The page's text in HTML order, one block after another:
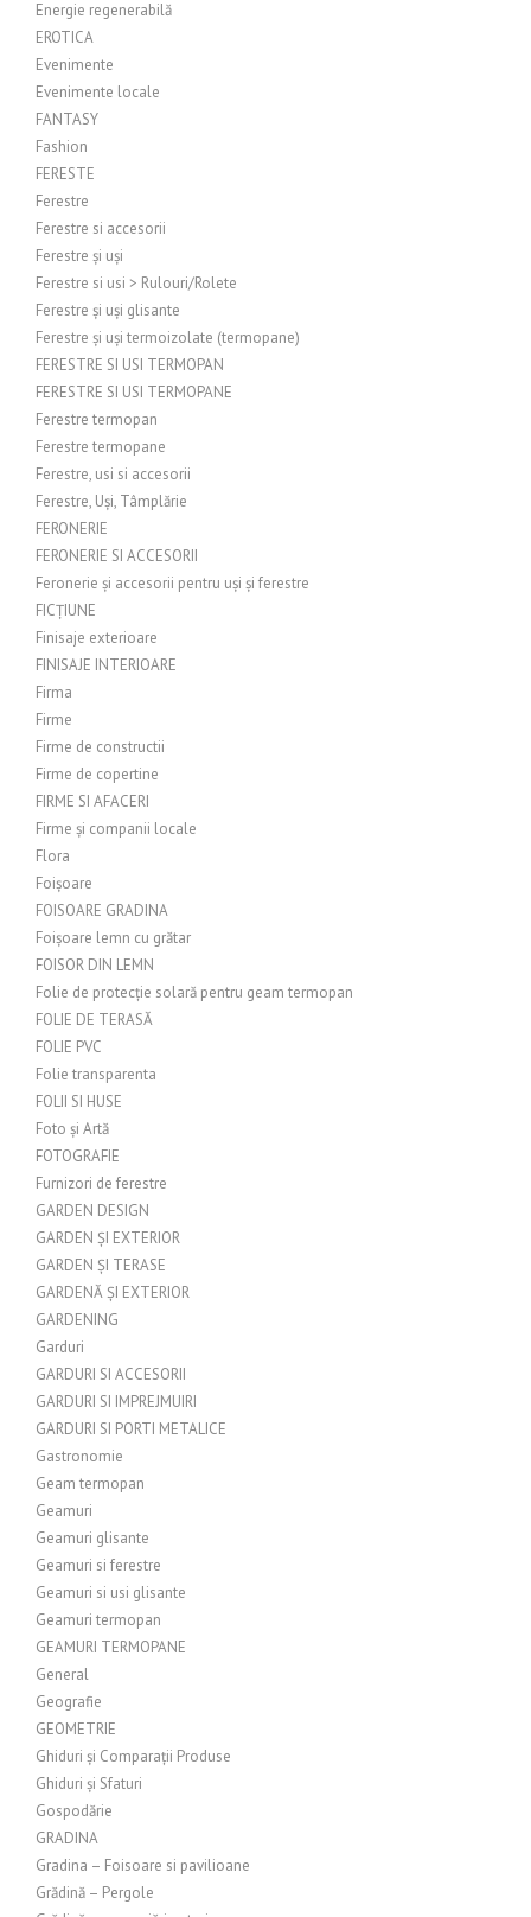
Energie regenerabilă
EROTICA
Evenimente
Evenimente locale
FANTASY
Fashion
FERESTE
Ferestre
Ferestre si accesorii
Ferestre și uși
Ferestre si usi > Rulouri/Rolete
Ferestre și uși glisante
Ferestre și uși termoizolate (termopane)
FERESTRE SI USI TERMOPAN
FERESTRE SI USI TERMOPANE
Ferestre termopan
Ferestre termopane
Ferestre, usi si accesorii
Ferestre, Uși, Tâmplărie
FERONERIE
FERONERIE SI ACCESORII
Feronerie și accesorii pentru uși și ferestre
FICȚIUNE
Finisaje exterioare
FINISAJE INTERIOARE
Firma
Firme
Firme de constructii
Firme de copertine
FIRME SI AFACERI
Firme și companii locale
Flora
Foișoare
FOISOARE GRADINA
Foișoare lemn cu grătar
FOISOR DIN LEMN
Folie de protecție solară pentru geam termopan
FOLIE DE TERASĂ
FOLIE PVC
Folie transparenta
FOLII SI HUSE
Foto și Artă
FOTOGRAFIE
Furnizori de ferestre
GARDEN DESIGN
GARDEN ȘI EXTERIOR
GARDEN ȘI TERASE
GARDENĂ ȘI EXTERIOR
GARDENING
Garduri
GARDURI SI ACCESORII
GARDURI SI IMPREJMUIRI
GARDURI SI PORTI METALICE
Gastronomie
Geam termopan
Geamuri
Geamuri glisante
Geamuri si ferestre
Geamuri si usi glisante
Geamuri termopan
GEAMURI TERMOPANE
General
Geografie
GEOMETRIE
Ghiduri și Comparații Produse
Ghiduri și Sfaturi
Gospodărie
GRADINA
Gradina – Foisoare si pavilioane
Grădină – Pergole